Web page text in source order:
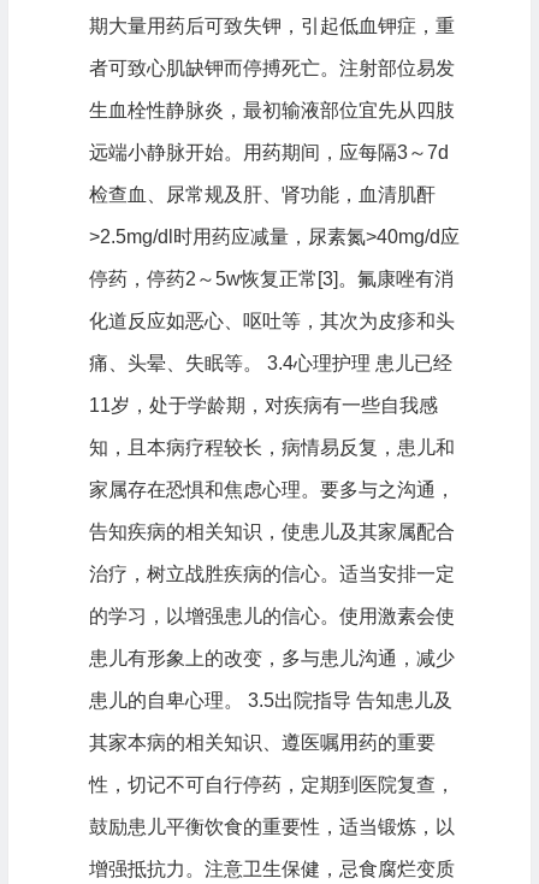
期大量用药后可致失钾，引起低血钾症，重
者可致心肌缺钾而停搏死亡。注射部位易发
生血栓性静脉炎，最初输液部位宜先从四肢
远端小静脉开始。用药期间，应每隔3～7d
检查血、尿常规及肝、肾功能，血清肌酐
>2.5mg/dl时用药应减量，尿素氮>40mg/d应
停药，停药2～5w恢复正常[3]。氟康唑有消
化道反应如恶心、呕吐等，其次为皮疹和头
痛、头晕、失眠等。 3.4心理护理 患儿已经
11岁，处于学龄期，对疾病有一些自我感
知，且本病疗程较长，病情易反复，患儿和
家属存在恐惧和焦虑心理。要多与之沟通，
告知疾病的相关知识，使患儿及其家属配合
治疗，树立战胜疾病的信心。适当安排一定
的学习，以增强患儿的信心。使用激素会使
患儿有形象上的改变，多与患儿沟通，减少
患儿的自卑心理。 3.5出院指导 告知患儿及
其家本病的相关知识、遵医嘱用药的重要
性，切记不可自行停药，定期到医院复查，
鼓励患儿平衡饮食的重要性，适当锻炼，以
增强抵抗力。注意卫生保健，忌食腐烂变质